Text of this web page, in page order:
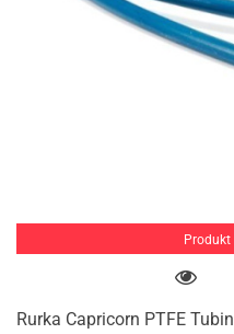
Rurka Capricorn PTFE